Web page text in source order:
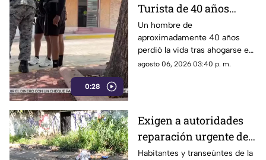
0:28
Turista de 40 años
mu3r3 ahogado en la
alberca de un hotel en
Acapulco
Un hombre de
aproximadamente 40 años
perdió la vida tras ahogarse en
la alberca de un hotel del
agosto 06, 2026 03:40 p. m.
Exigen a autoridades
reparación urgente de
alcantarilla en la
Habitantes y transeúntes de la